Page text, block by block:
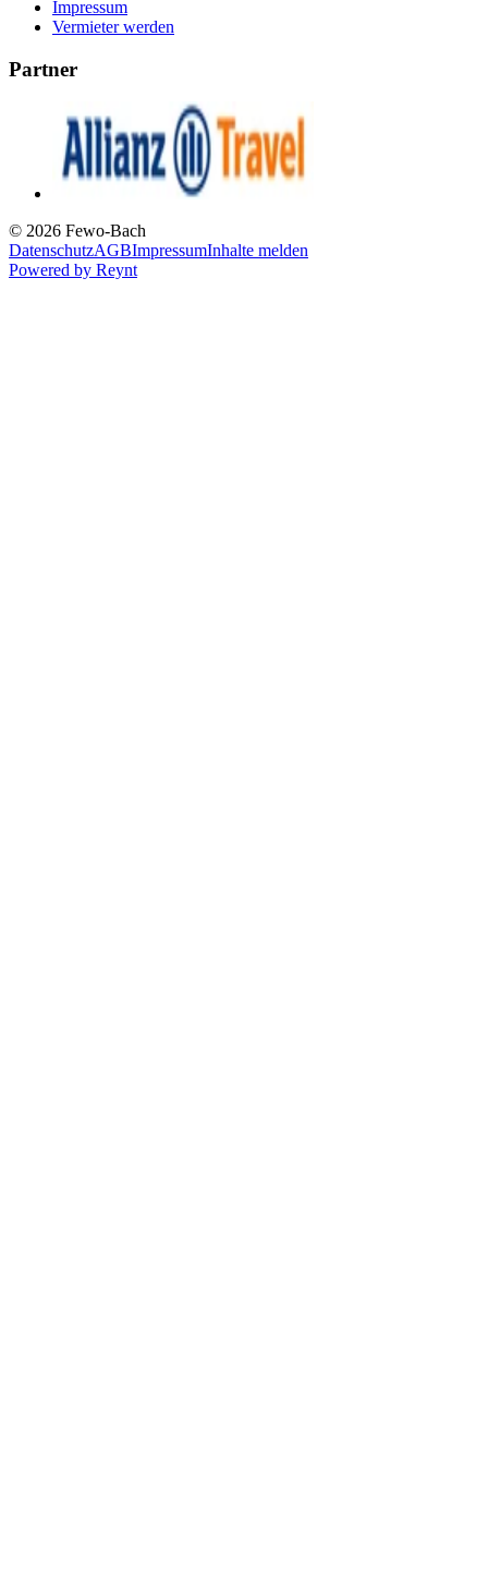
Impressum
Vermieter werden
Partner
© 2026 Fewo-Bach
DatenschutzAGBImpressumInhalte melden
Powered by Reynt